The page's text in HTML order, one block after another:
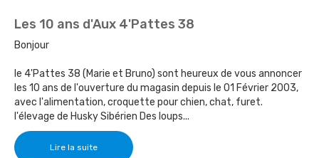
Les 10 ans d'Aux 4'Pattes 38
Bonjour
le 4'Pattes 38 (Marie et Bruno) sont heureux de vous annoncer
les 10 ans de l'ouverture du magasin depuis le 01 Février 2003,
avec l'alimentation, croquette pour chien, chat, furet.
l'élevage de Husky Sibérien Des loups...
Lire la suite